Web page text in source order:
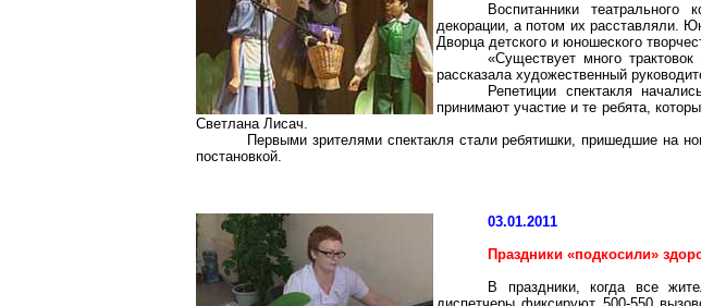
Воспитанники
декорации, а потом их расставляли.
Дворца детского и юношеского
«Существует много
рассказала художественный
Репетиции спектакля
принимают участие и те ребята,
Светлана Лисач.
Первыми зрителями спектакля стали ребятишки, пришедшие на
постановкой.
03.01.2011
Праздники «подкосили»
В праздники, когда все